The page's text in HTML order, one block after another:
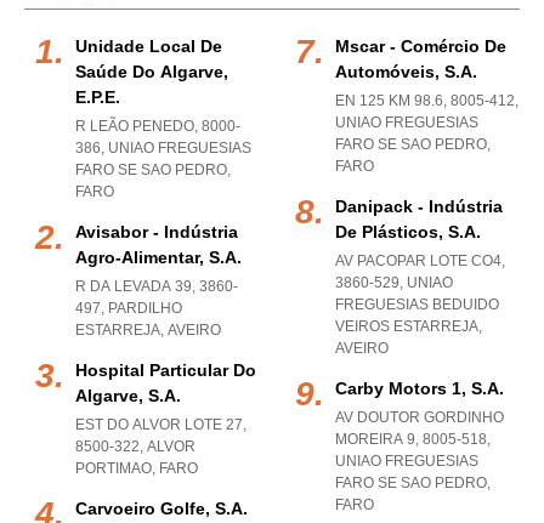
Unidade Local De
Saúde Do Algarve,
E.p.e.
R LEÃO PENEDO, 8000-
386, UNIAO FREGUESIAS
FARO SE SAO PEDRO,
FARO
Avisabor - Indústria
Agro-Alimentar, S.a.
R DA LEVADA 39, 3860-
497, PARDILHO
ESTARREJA, AVEIRO
Hospital Particular Do
Algarve, S.a.
EST DO ALVOR LOTE 27,
8500-322, ALVOR
PORTIMAO, FARO
Carvoeiro Golfe, S.a.
Mscar - Comércio De
Automóveis, S.a.
EN 125 KM 98.6, 8005-412,
UNIAO FREGUESIAS
FARO SE SAO PEDRO,
FARO
Danipack - Indústria
De Plásticos, S.a.
AV PACOPAR LOTE CO4,
3860-529, UNIAO
FREGUESIAS BEDUIDO
VEIROS ESTARREJA,
AVEIRO
Carby Motors 1, S.a.
AV DOUTOR GORDINHO
MOREIRA 9, 8005-518,
UNIAO FREGUESIAS
FARO SE SAO PEDRO,
FARO